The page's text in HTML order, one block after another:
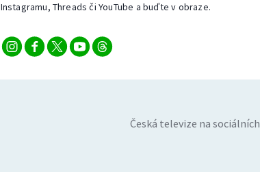
Instagramu, Threads či YouTube a buďte v obraze.
Česká televize na